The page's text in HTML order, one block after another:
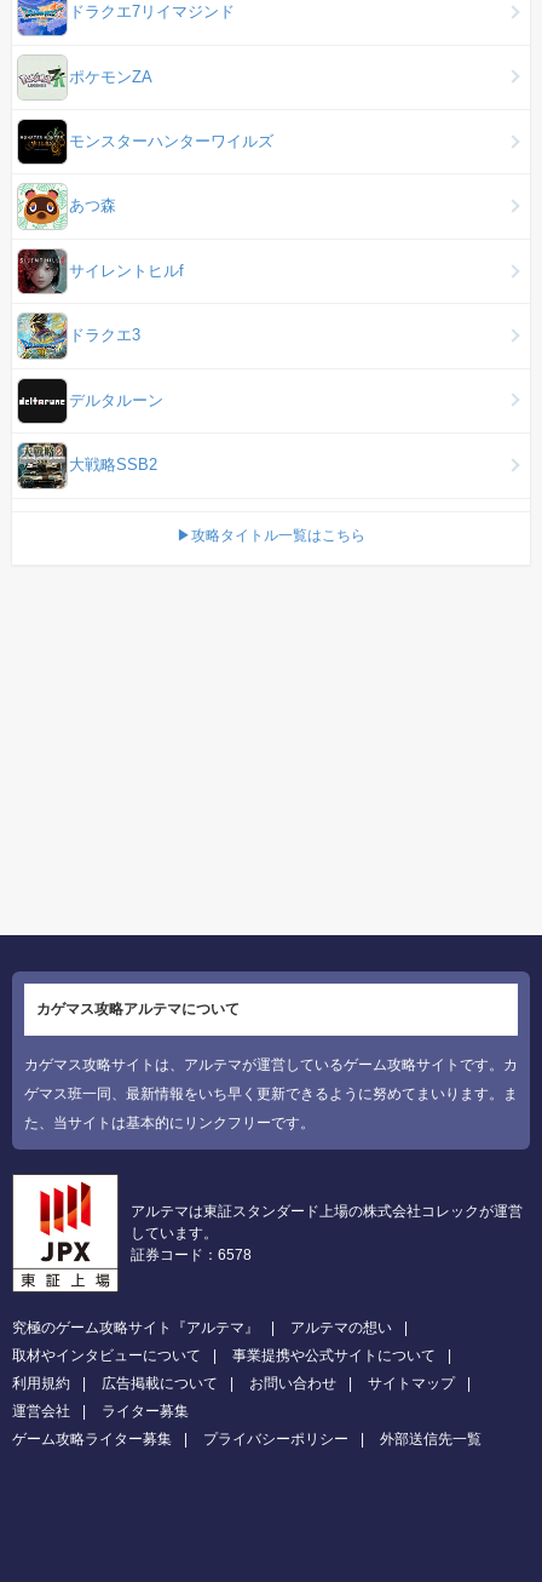
ドラクエ7リイマジンド
ポケモンZA
モンスターハンターワイルズ
あつ森
サイレントヒルf
ドラクエ3
デルタルーン
大戦略SSB2
▶攻略タイトル一覧はこちら
カゲマス攻略アルテマについて
カゲマス攻略サイトは、アルテマが運営しているゲーム攻略サイトです。カ
ゲマス班一同、最新情報をいち早く更新できるように努めてまいります。ま
た、当サイトは基本的にリンクフリーです。
アルテマは東証スタンダード上場の株式会社コレックが運営
しています。
証券コード：6578
究極のゲーム攻略サイト『アルテマ』
アルテマの想い
取材やインタビューについて
事業提携や公式サイトについて
利用規約
広告掲載について お問い合わせ
サイトマップ
運営会社
ライター募集
ゲーム攻略ライター募集
プライバシーポリシー 外部送信先一覧